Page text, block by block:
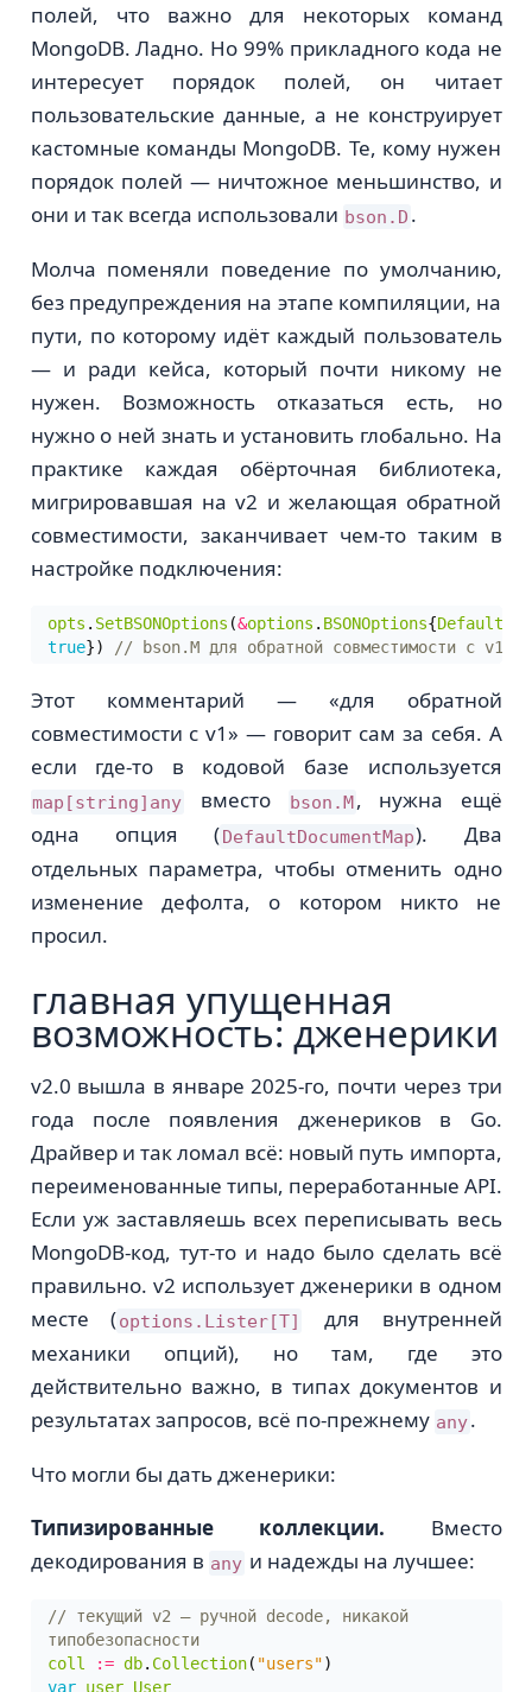
полей, что важно для некоторых команд
MongoDB. Ладно. Но 99% прикладного кода не
интересует порядок полей, он читает
пользовательские данные, а не конструирует
кастомные команды MongoDB. Те, кому нужен
порядок полей — ничтожное меньшинство, и
они и так всегда использовали bson.D .
Молча поменяли поведение по умолчанию,
без предупреждения на этапе компиляции, на
пути, по которому идёт каждый пользователь
— и ради кейса, который почти никому не
нужен. Возможность отказаться есть, но
нужно о ней знать и установить глобально. На
практике каждая обёрточная библиотека,
мигрировавшая на v2 и желающая обратной
совместимости, заканчивает чем-то таким в
настройке подключения:
opts . SetBSONOptions (&options . BSONOptions{
true})
Этот комментарий — «для обратной
совместимости с v1» — говорит сам за себя. А
если где-то в кодовой базе используется
map[string]any вместо bson.M, нужна ещё
одна опция (DefaultDocumentMap). Два
отдельных параметра, чтобы отменить одно
изменение дефолта, о котором никто не
просил.
главная упущенная
возможность: дженерики
v2.0 вышла в январе 2025-го, почти через три
года после появления дженериков в Go.
Драйвер и так ломал всё: новый путь импорта,
переименованные типы, переработанные API.
Если уж заставляешь всех переписывать весь
MongoDB-код, тут-то и надо было сделать всё
правильно. v2 использует дженерики в одном
месте (options.Lister[T]
для внутренней
механики опций), но там, где это
действительно важно, в типах документов и
результатах запросов, всё по-прежнему any.
Что могли бы дать дженерики:
Типизированные коллекции. Вместо
декодирования в any и надежды на лучшее:
// текущий v2 — ручной decode, никакой
типобезопасности
coll
:= db. Collection( "users")
var user User